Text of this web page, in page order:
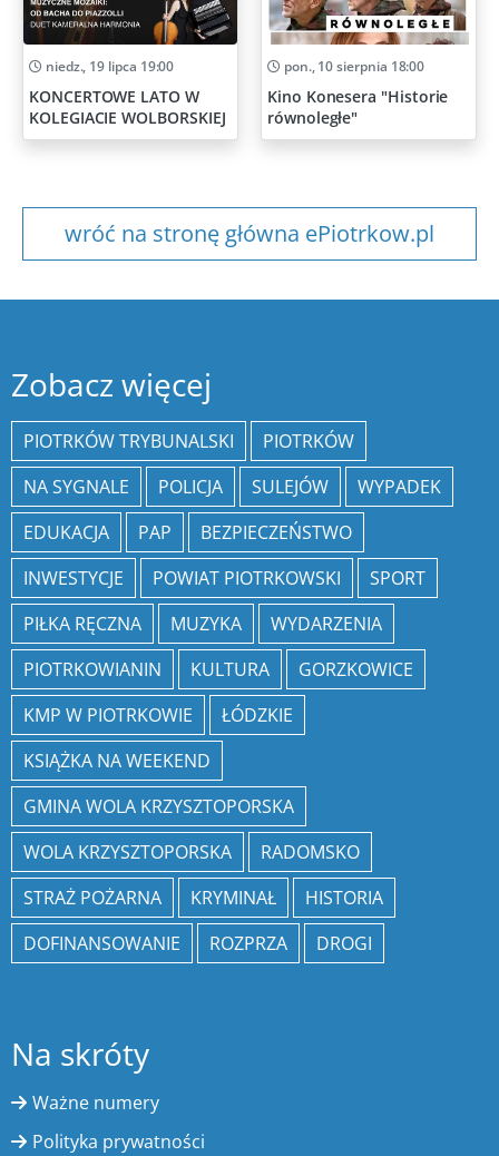
niedz., 19 lipca 19:00
KONCERTOWE LATO W
KOLEGIACIE WOLBORSKIEJ
pon., 10 sierpnia 18:00
Kino Konesera "Historie
równoległe"
wróć na stronę główna ePiotrkow.pl
Zobacz więcej
PIOTRKÓW TRYBUNALSKI
PIOTRKÓW
NA SYGNALE
POLICJA SULEJÓW
WYPADEK
EDUKACJA
PAP
BEZPIECZEŃSTWO
INWESTYCJE
POWIAT PIOTRKOWSKI
SPORT
PIŁKA RĘCZNA
MUZYKA
WYDARZENIA
PIOTRKOWIANIN
KULTURA
GORZKOWICE
KMP W PIOTRKOWIE
ŁÓDZKIE
KSIĄŻKA NA WEEKEND
GMINA WOLA KRZYSZTOPORSKA
WOLA KRZYSZTOPORSKA
RADOMSKO
STRAŻ POŻARNA
KRYMINAŁ
HISTORIA
DOFINANSOWANIE
ROZPRZA DROGI
Na skróty
Ważne numery
Polityka prywatności